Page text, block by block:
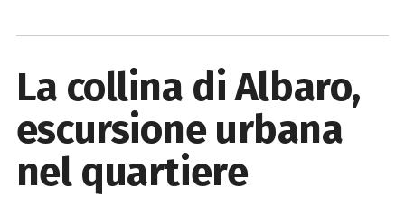
La collina di Albaro,
escursione urbana
nel quartiere